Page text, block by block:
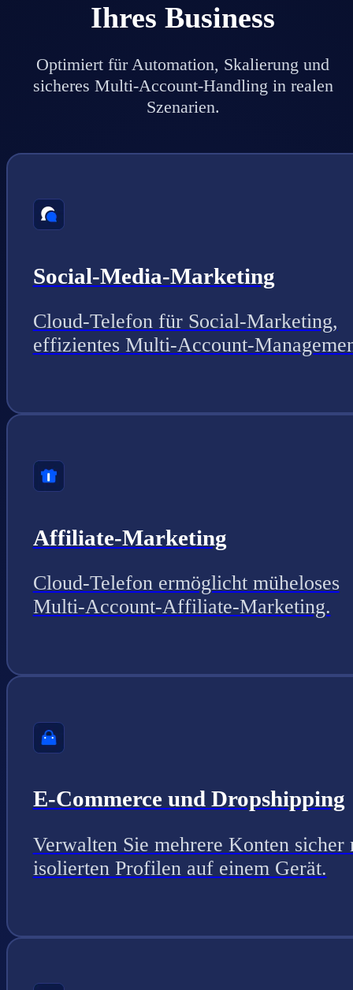
Ihres Business
Optimiert für Automation, Skalierung und
sicheres Multi-Account-Handling in realen
Szenarien.
Social-Media-Marketing
Cloud-Telefon für Social-Marketing,
effizientes Multi-Account-
Affiliate-Marketing
Cloud-Telefon ermöglicht müheloses
Multi-Account-Affiliate-Marketing.
E-Commerce und Dropshipping
Verwalten Sie mehrere Konten sicher
isolierten Profilen auf einem Gerät.